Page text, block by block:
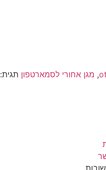
, מגן אחורי לסמארטפון תגית: